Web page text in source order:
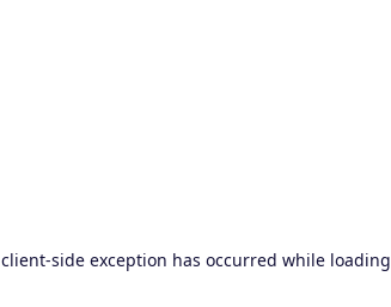
client-side exception has occurred while loading